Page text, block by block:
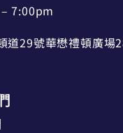
7:00pm
道29號華懋禮頓廣場